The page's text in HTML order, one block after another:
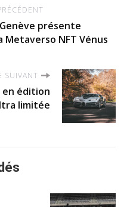
Genève présente
Metaverso NFT Vénus
SUIVANT
en édition
limitée